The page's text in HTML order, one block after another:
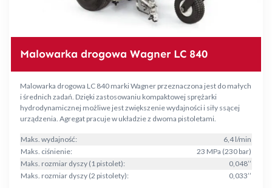
Malowarka drogowa Wagner LC 840
Malowarka drogowa LC 840 marki Wagner przeznaczona jest do małych
i średnich zadań. Dzięki zastosowaniu kompaktowej sprężarki
hydrodynamicznej możliwe jest zwiększenie wydajności i siły ssącej
urządzenia. Agregat pracuje w układzie z dwoma pistoletami.
Maks. wydajność:
6,4 l/min
Maks. ciśnienie:
23 MPa (230 bar)
Maks. rozmiar dyszy (1 pistolet):
0,048’’
Maks. rozmiar dyszy (2 pistolety):
0,033’’